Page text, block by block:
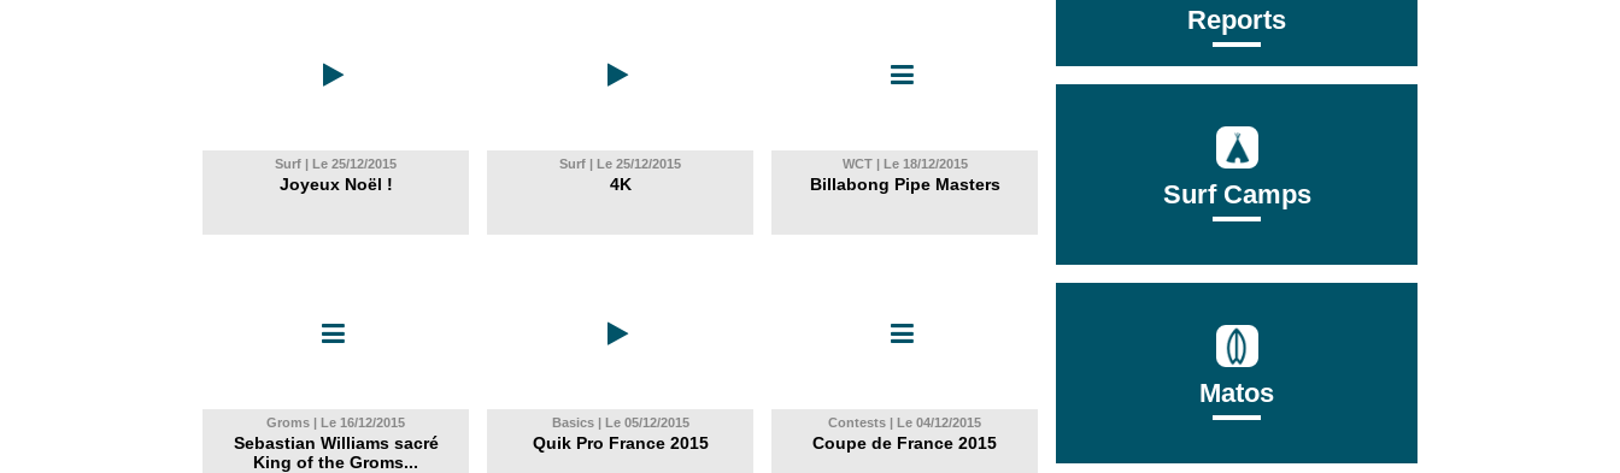
Surf | Le 25/12/2015
Joyeux Noël !
Surf | Le 25/12/2015
4K
WCT | Le 18/12/2015
Billabong Pipe Masters
Groms | Le 16/12/2015
Sebastian Williams sacré
King of the Groms...
Basics | Le 05/12/2015
Quik Pro France 2015
Contests | Le 04/12/2015
Coupe de France 2015
Reports
Surf Camps
Matos